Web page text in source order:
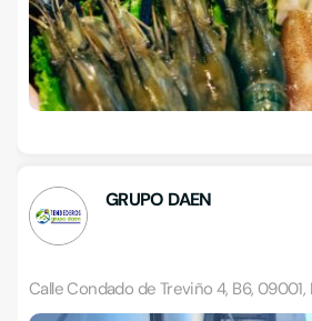
GRUPO DAEN
Calle Condado de Treviño 4, B6, 09001,